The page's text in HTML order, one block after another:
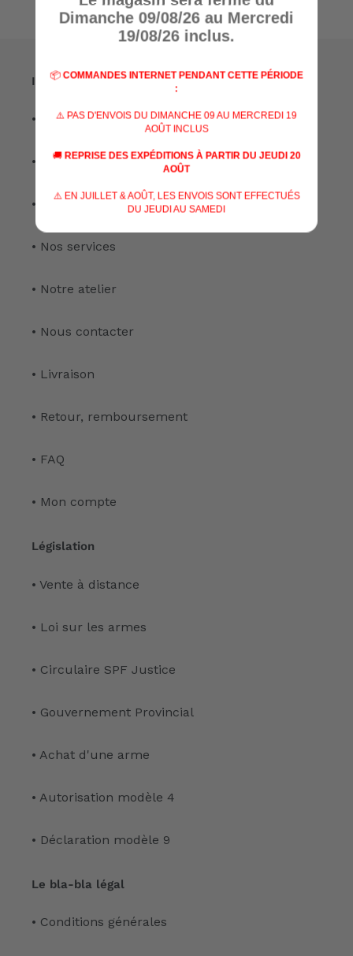
Informations
• A propos de nous
• Nos marques
• Nos spécialisations
• Nos services
• Notre atelier
• Nous contacter
• Livraison
• Retour, remboursement
• FAQ
• Mon compte
Législation
• Vente à distance
• Loi sur les armes
• Circulaire SPF Justice
• Gouvernement Provincial
• Achat d'une arme
• Autorisation modèle 4
• Déclaration modèle 9
Le bla-bla légal
• Conditions générales
Dimanche 09/08/26 au Mercredi
19/08/26 inclus.
📦 COMMANDES INTERNET PENDANT CETTE PÉRIODE
:
⚠️ PAS D'ENVOIS DU DIMANCHE 09 AU MERCREDI 19
AOÛT INCLUS
🚚 REPRISE DES EXPÉDITIONS À PARTIR DU JEUDI 20
AOÛT
⚠️ EN JUILLET & AOÛT, LES ENVOIS SONT EFFECTUÉS
DU JEUDI AU SAMEDI